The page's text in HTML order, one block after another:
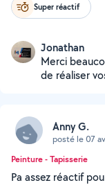
Super réactif
Jonathan
Merci
de réaliser
Anny G.
posté le 07
Peinture - Tapisserie
Pa assez réactif